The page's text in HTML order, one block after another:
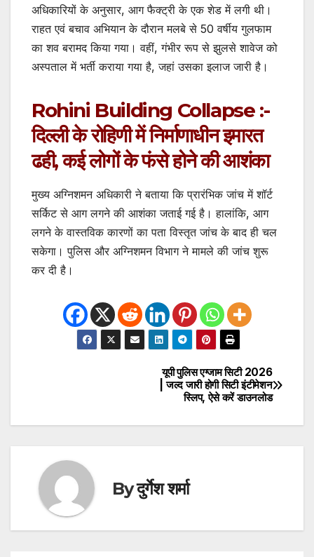
अधिकारियों के अनुसार, आग फैक्ट्री के एक शेड में लगी थी।
राहत एवं बचाव अभियान के दौरान मलबे से 50 वर्षीय गुलफाम
का शव बरामद किया गया। वहीं, गंभीर रूप से झुलसे शावेज को
अस्पताल में भर्ती कराया गया है, जहां उसका इलाज जारी है।
Rohini Building Collapse :-
दिल्ली के रोहिणी में निर्माणाधीन इमारत
ढही, कई लोगों के फंसे होने की आशंका
मुख्य अग्निशमन अधिकारी ने बताया कि प्रारंभिक जांच में शॉर्ट
सर्किट से आग लगने की आशंका जताई गई है। हालांकि, आग
लगने के वास्तविक कारणों का पता विस्तृत जांच के बाद ही चल
सकेगा। पुलिस और अग्निशमन विभाग ने मामले की जांच शुरू
कर दी है।
यूपी पुलिस एग्जाम सिटी 2026
| जल्द जारी होगी सिटी इंटीमेशन
स्लिप, ऐसे करें डाउनलोड
Byदुर्गेश शर्मा